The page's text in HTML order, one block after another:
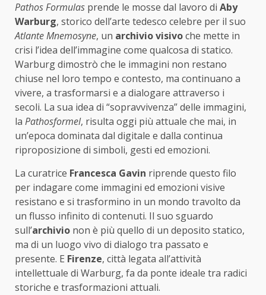
Pathos Formulas prende le mosse dal lavoro di Aby
Warburg, storico dell’arte tedesco celebre per il suo
Atlante Mnemosyne, un archivio visivoche mette in
crisi l’idea dell’immagine come qualcosa di statico.
Warburg dimostrò che le immagini non restano
chiuse nel loro tempo e contesto, ma continuano a
vivere, a trasformarsi e a dialogare attraverso i
secoli. La sua idea di “sopravvivenza” delle immagini,
la Pathosformel, risulta oggi più attuale che mai, in
un’epoca dominata dal digitale e dalla continua
riproposizione di simboli, gesti ed emozioni.
La curatrice Francesca Gavin riprende questo filo
per indagare come immagini ed emozioni visive
resistano e si trasformino in un mondo travolto da
un flusso infinito di contenuti. Il suo sguardo
sull’archivio non è più quello di un deposito statico,
ma di un luogo vivo di dialogo tra passato e
presente. E Firenze, città legata all’attività
intellettuale di Warburg, fa da ponte ideale tra radici
storiche e trasformazioni attuali.